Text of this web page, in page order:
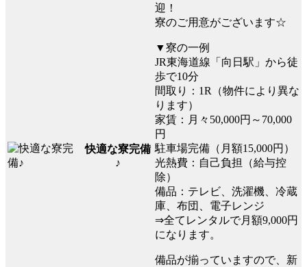
快適な寮完備
♪
迎！
寮のご用意がございます☆
▼寮の一例
JR東海道線「向日駅」から徒
歩で10分
間取り：1R（物件により異な
ります）
家賃：月々50,000円～70,000
円
駐車場完備（月額15,000円）
光熱費：自己負担（給与控
除）
備品：テレビ、洗濯機、冷蔵
庫、布団、電子レンジ
⇒全てレンタルで月額9,000円
になります。
備品が揃っていますので、新